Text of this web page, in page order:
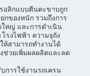
อลิกแบบตีนตะขาบถูก
กของหนัก รวมถึงการ
หญ่ และการดำเนิน
รงไฟฟ้า ความจุถัง
ห้สามารถทำงานได้
ช่วยเพิ่มผลผลิตและลด
การใช้งานรถเครน